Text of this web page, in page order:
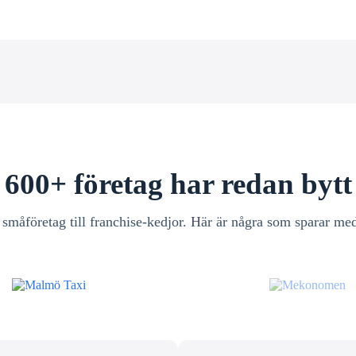
600+ företag har redan bytt
till franchise-kedjor. Här är några som sparar